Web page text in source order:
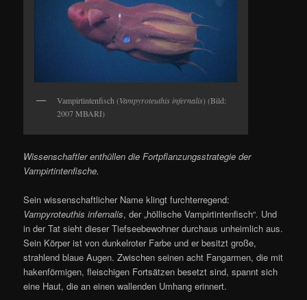
Vampirtintenfisch (Vampyroteuthis infernalis) (Bild:
2007 MBARI)
Wissenschaftler enthüllen die Fortpflanzungsstrategie der
Vampirtintenfische.
Sein wissenschaftlicher Name klingt furchterregend:
Vampyroteuthis infernalis, der „höllische Vampirtintenfisch“. Und
in der Tat sieht dieser Tiefseebewohner durchaus unheimlich aus.
Sein Körper ist von dunkelroter Farbe und er besitzt große,
strahlend blaue Augen. Zwischen seinen acht Fangarmen, die mit
hakenförmigen, fleischigen Fortsätzen besetzt sind, spannt sich
eine Haut, die an einen wallenden Umhang erinnert.